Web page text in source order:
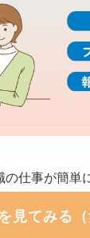
の仕事が簡単
見てみる（